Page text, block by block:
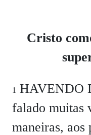
Cristo
1 HAVENDO
falado muitas
maneiras, aos